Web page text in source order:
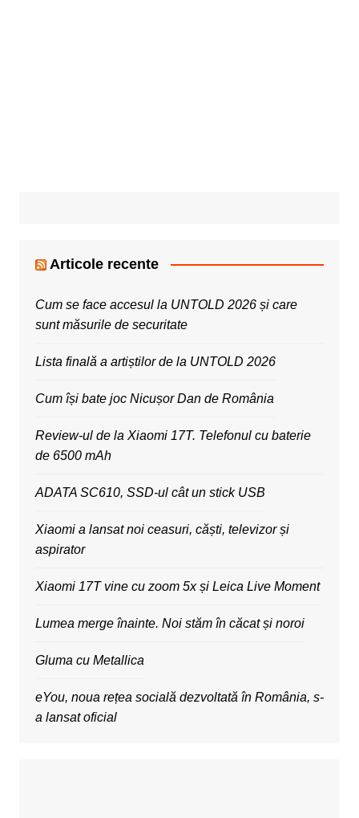
Articole recente
Cum se face accesul la UNTOLD 2026 și care
sunt măsurile de securitate
Lista finală a artiștilor de la UNTOLD 2026
Cum își bate joc Nicușor Dan de România
Review-ul de la Xiaomi 17T. Telefonul cu baterie
de 6500 mAh
ADATA SC610, SSD-ul cât un stick USB
Xiaomi a lansat noi ceasuri, căști, televizor și
aspirator
Xiaomi 17T vine cu zoom 5x și Leica Live Moment
Lumea merge înainte. Noi stăm în căcat și noroi
Gluma cu Metallica
eYou, noua rețea socială dezvoltată în România, s-
a lansat oficial